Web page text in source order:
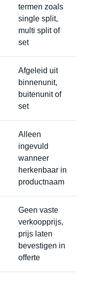
termen zoals
single split,
multi split of
set
Afgeleid uit
binnenunit,
buitenunit of
set
Alleen
ingevuld
wanneer
herkenbaar in
productnaam
Geen vaste
verkoopprijs,
prijs laten
bevestigen in
offerte